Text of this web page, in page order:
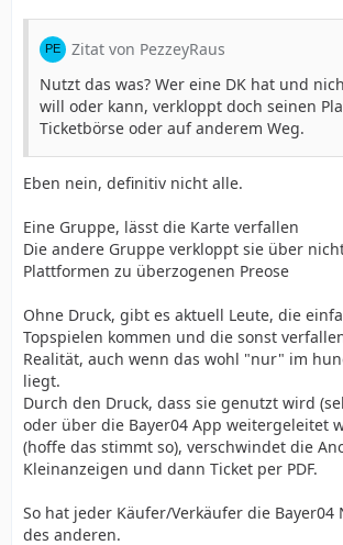
Zitat von PezzeyRaus
Nutzt das was? Wer eine DK hat und
will oder kann, verkloppt doch seinen
Ticketbörse oder auf anderem Weg.
Eben nein, definitiv nicht alle.
Eine Gruppe, lässt die Karte verfallen
Die andere Gruppe verkloppt sie über
Plattformen zu überzogenen Preose
Ohne Druck, gibt es aktuell Leute, die
Topspielen kommen und die sonst
Realität, auch wenn das wohl "nur" im
liegt.
Durch den Druck, dass sie genutzt wird
oder über die Bayer04 App weitergeleitet
(hoffe das stimmt so), verschwindet die
Kleinanzeigen und dann Ticket per PDF.
So hat jeder Käufer/Verkäufer die Bayer04
des anderen.